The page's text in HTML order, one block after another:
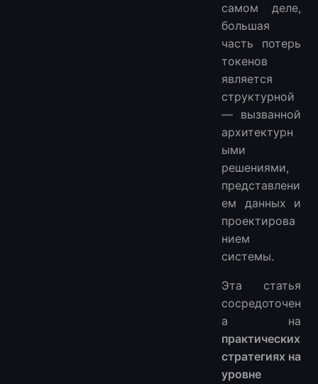
самом деле,
большая
часть потерь
токенов
является
структурной
— вызванной
архитектурн
ыми
решениями,
представлени
ем данных и
проектирова
нием
системы.
Эта статья
сосредоточен
а на
практических
стратегиях на
уровне